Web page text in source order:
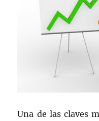
Una de las claves